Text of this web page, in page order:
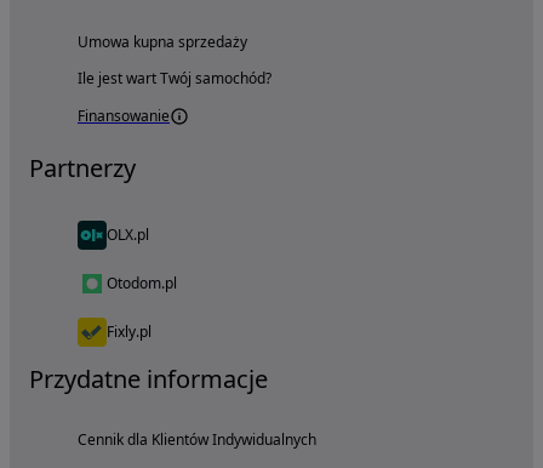
Umowa kupna sprzedaży
Ile jest wart Twój samochód?
Finansowanie
Partnerzy
OLX.pl
Otodom.pl
Fixly.pl
Przydatne informacje
Cennik dla Klientów Indywidualnych